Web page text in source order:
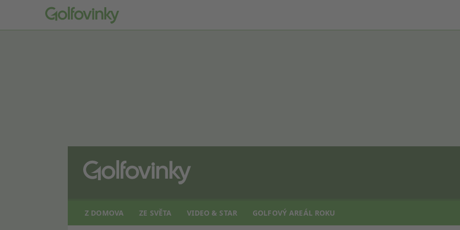
Z DOMOVA ZE SVĚTA VIDEO & STAR GOLFOVÝ AREÁL ROKU